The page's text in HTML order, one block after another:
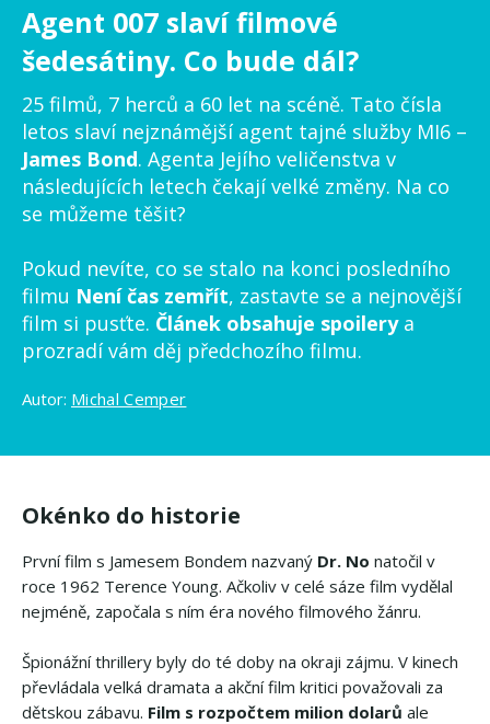
Agent 007 slaví filmové
šedesátiny. Co bude dál?
25 filmů, 7 herců a 60 let na scéně. Tato čísla
letos slaví nejznámější agent tajné služby MI6 –
James Bond. Agenta Jejího veličenstva v
následujících letech čekají velké změny. Na co
se můžeme těšit?
Pokud nevíte, co se stalo na konci posledního
filmu Není čas zemřít, zastavte se a nejnovější
film si pusťte. Článek obsahuje spoilerya
prozradí vám děj předchozího filmu.
Autor: Michal Cemper
Okénko do historie
První film s Jamesem Bondem nazvaný Dr. No natočil v
roce 1962 Terence Young. Ačkoliv v celé sáze film vydělal
nejméně, započala s ním éra nového filmového žánru.
Špionážní thrillery byly do té doby na okraji zájmu. V kinech
převládala velká dramata a akční film kritici považovali za
dětskou zábavu. Film s rozpočtem milion dolarů ale